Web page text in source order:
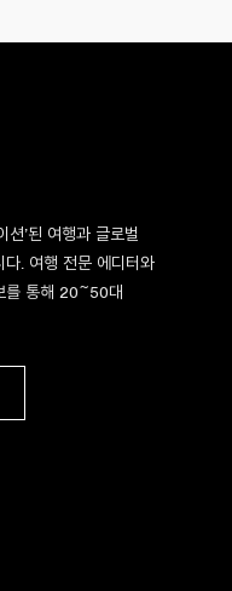
션’된 여행과 글로벌
다. 여행 전문 에디터와
를 통해 20~50대